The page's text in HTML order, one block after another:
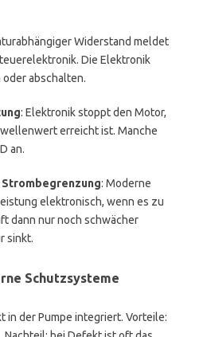
Widerstand meldet
Die Elektronik
oder abschalten.
: Elektronik stoppt den Motor,
erreicht ist. Manche
an.
: Moderne
elektronisch, wenn es zu
dann nur noch schwächer
sinkt.
Schutzsysteme
in der Pumpe integriert. Vorteile: